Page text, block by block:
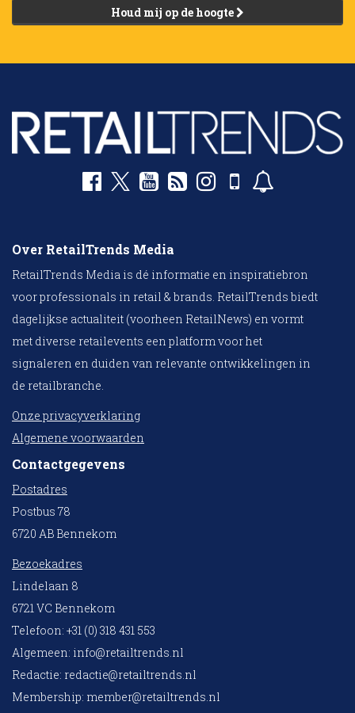
Houd mij op de hoogte
Over RetailTrends Media
RetailTrends Media is dé informatie en inspiratiebron
voor professionals in retail & brands. RetailTrends biedt
dagelijkse actualiteit (voorheen RetailNews) en vormt
met diverse retailevents een platform voor het
signaleren en duiden van relevante ontwikkelingen in
de retailbranche.
Onze privacyverklaring
Algemene voorwaarden
Contactgegevens
Postadres
Postbus 78
6720 AB Bennekom
Bezoekadres
Lindelaan 8
6721 VC Bennekom
Telefoon: +31 (0) 318 431 553
Algemeen: info@retailtrends.nl
Redactie: redactie@retailtrends.nl
Membership: member@retailtrends.nl